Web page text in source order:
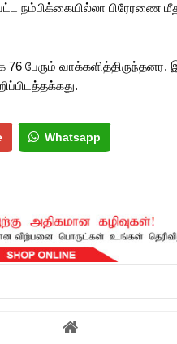
நம்பிக்கையில்லா பிரேரணை
76 பேரும்
Whatsapp